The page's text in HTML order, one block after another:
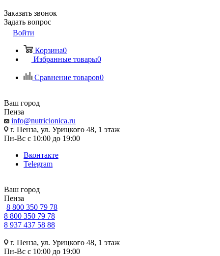
Заказать звонок
Задать вопрос
Войти
Корзина0
Избранные товары0
Сравнение товаров0
Ваш город
Пенза
info@nutricionica.ru
г. Пенза, ул. Урицкого 48, 1 этаж
Пн-Вс с 10:00 до 19:00
Вконтакте
Telegram
Ваш город
Пенза
8 800 350 79 78
8 800 350 79 78
8 937 437 58 88
г. Пенза, ул. Урицкого 48, 1 этаж
Пн-Вс с 10:00 до 19:00